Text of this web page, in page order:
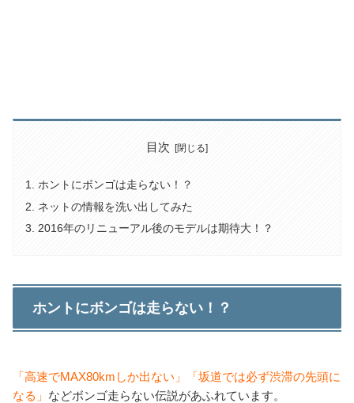
目次
ホントにボンゴは走らない！？
ネットの情報を洗い出してみた
2016年のリニューアル後のモデルは期待大！？
ホントにボンゴは走らない！？
「高速でMAX80kmしか出ない」「坂道では必ず渋滞の先頭に
なる」 などボンゴ走らない伝説があふれています。